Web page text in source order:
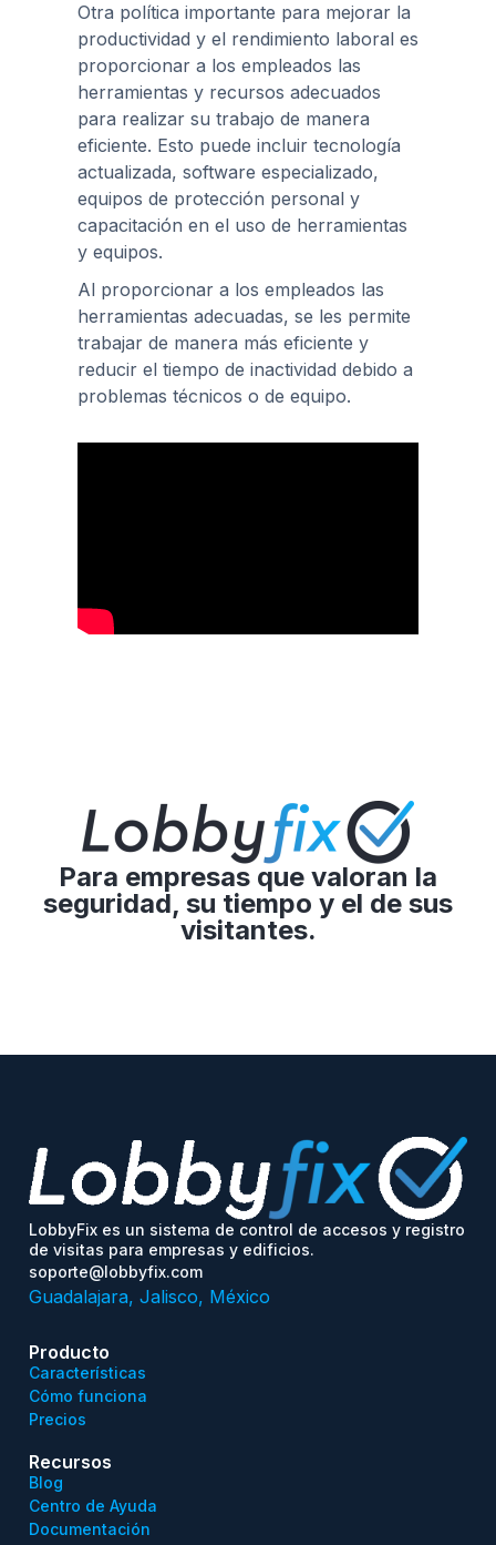
Otra política importante para mejorar la
productividad y el rendimiento laboral es
proporcionar a los empleados las
herramientas y recursos adecuados
para realizar su trabajo de manera
eficiente. Esto puede incluir tecnología
actualizada, software especializado,
equipos de protección personal y
capacitación en el uso de herramientas
y equipos.
Al proporcionar a los empleados las
herramientas adecuadas, se les permite
trabajar de manera más eficiente y
reducir el tiempo de inactividad debido a
problemas técnicos o de equipo.
Para empresas que valoran la
seguridad, su tiempo y el de sus
visitantes.
LobbyFix es un sistema de control de accesos y registro
de visitas para empresas y edificios.
soporte@lobbyfix.com
Guadalajara, Jalisco, México
Producto
Características
Cómo funciona
Precios
Recursos
Blog
Centro de Ayuda
Documentación